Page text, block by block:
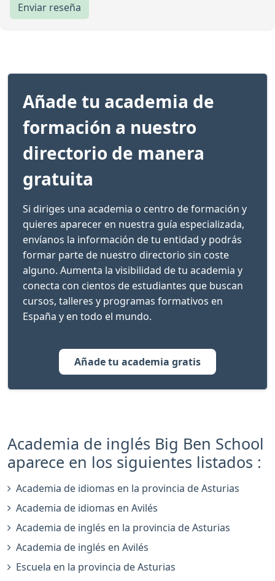
Enviar reseña
Añade tu academia de
formación a nuestro
directorio de manera
gratuita
Si diriges una academia o centro de formación y
quieres aparecer en nuestra guía especializada,
envíanos la información de tu entidad y podrás
formar parte de nuestro directorio sin coste
alguno. Aumenta la visibilidad de tu academia y
conecta con cientos de estudiantes que buscan
cursos, talleres y programas formativos en
España y en todo el mundo.
Añade tu academia gratis
Academia de inglés Big Ben School
aparece en los siguientes listados :
Academia de idiomas en la provincia de Asturias
Academia de idiomas en Avilés
Academia de inglés en la provincia de Asturias
Academia de inglés en Avilés
Escuela en la provincia de Asturias